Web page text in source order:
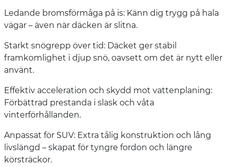
Ledande bromsförmåga på is: Känn dig trygg på hala
vägar – även när däcken är slitna.
Starkt snögrepp över tid: Däcket ger stabil
framkomlighet i djup snö, oavsett om det är nytt eller
använt.
Effektiv acceleration och skydd mot vattenplaning:
Förbättrad prestanda i slask och våta
vinterförhållanden.
Anpassat för SUV: Extra tålig konstruktion och lång
livslängd – skapat för tyngre fordon och längre
körsträckor.